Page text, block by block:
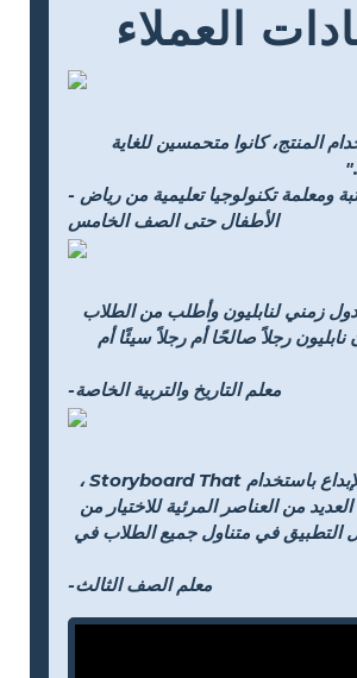
العملاء
المنتج، كانوا متحمسين للغاية
- أمينة مكتبة ومعلمة تكنولوجيا تعليمية من رياض
الأطفال حتى الصف الخامس
زمني لنابليون وأطلب من الطلاب
نابليون رجلاً صالحًا أم رجلاً سيئًا أم
-معلم التاريخ والتربية الخاصة
"يُتاح للطلاب الإبداع باستخدام Storyboard That ،
من العناصر المرئية للاختيار من
التطبيق في متناول جميع الطلاب في
-معلم الصف الثالث